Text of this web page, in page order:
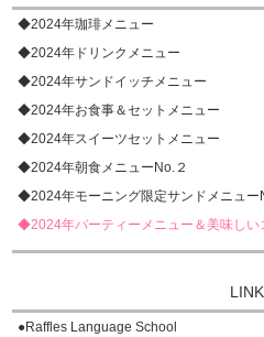
◆2024年珈琲メニュー
◆2024年ドリンクメニュー
◆2024年サンドイッチメニュー
◆2024年お食事＆セットメニュー
◆2024年スイーツセットメニュー
◆2024年朝食メニューNo.２
◆2024年モーニング限定サンドメニュー
◆2024年パーティーメニュー＆美味しい
LINK
●Raffles Language School